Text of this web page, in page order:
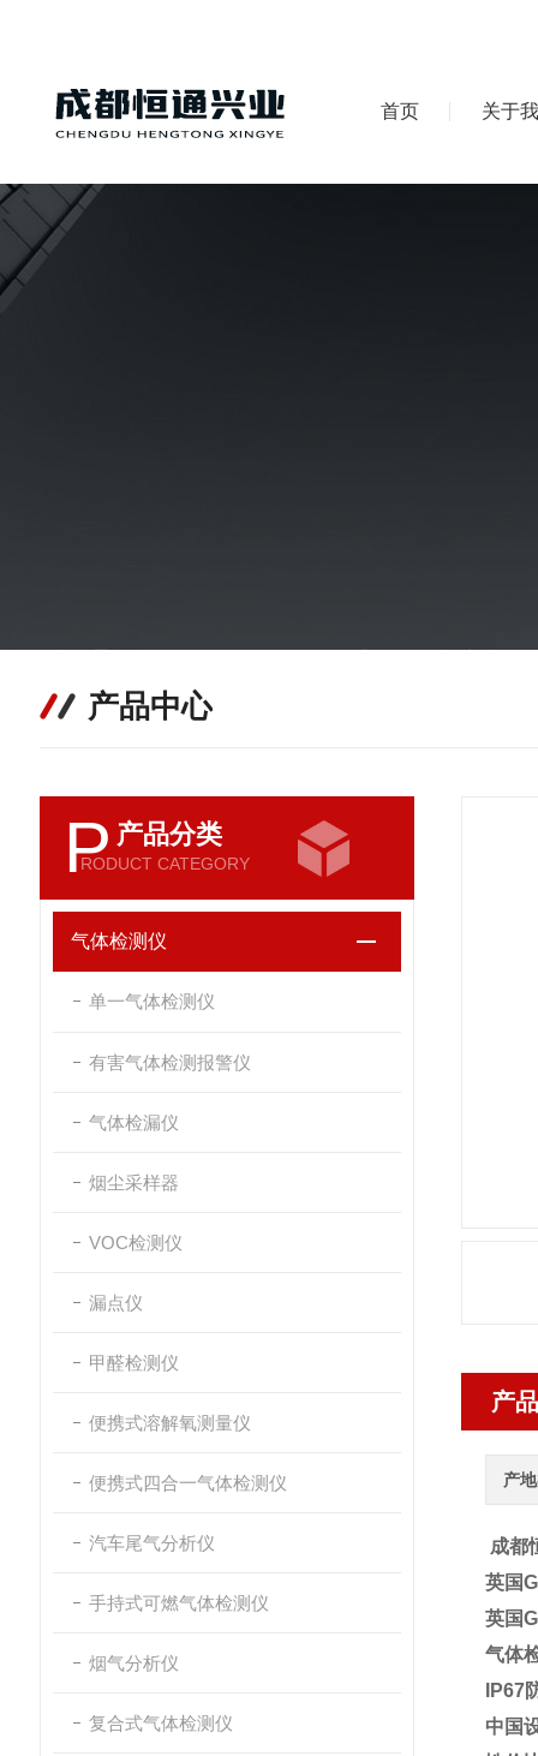
首页 关于
产品中心
P 产品分类
RODUCT CATEGORY
气体检测仪
单一气体检测仪
有害气体检测报警仪
气体检漏仪
烟尘采样器
VOC检测仪
漏点仪
甲醛检测仪
便携式溶解氧测量仪
便携式四合一气体检测仪
汽车尾气分析仪
手持式可燃气体检测仪
烟气分析仪
复合式气体检测仪
产
产
成都
英国
英国
气体
IP67
中国